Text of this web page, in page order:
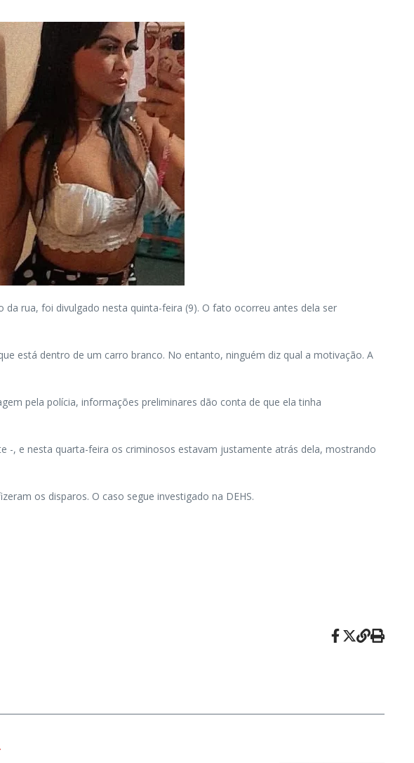
rua, foi divulgado nesta quinta-feira (9). O fato ocorreu antes dela ser
está dentro de um carro branco. No entanto, ninguém diz qual a motivação. A
pela polícia, informações preliminares dão conta de que ela tinha
-, e nesta quarta-feira os criminosos estavam justamente atrás dela, mostrando
os disparos. O caso segue investigado na DEHS.